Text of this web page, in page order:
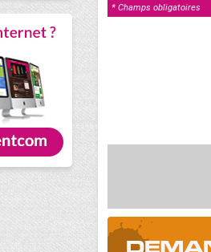
* Champs obligatoires